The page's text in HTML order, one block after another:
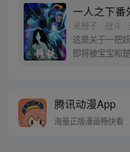
自己打工的快
的身世，也为
密，张楚岚的
同踏上“异人”
一人之下番
米橙子 · 战斗 ·
这是关于一把
即将被宝宝和
腾讯动漫App
海量正版漫画畅快看